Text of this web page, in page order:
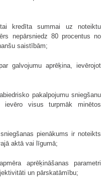
kredīta summai uz noteiktu
nepārsniedz 80 procentus no
saistībām;
galvojumu aprēķina, ievērojot
pakalpojumu sniegšanu
visus turpmāk minētos
pienākums ir noteikts
aktā vai līgumā;
aprēķināšanas parametri
un pārskatāmību;